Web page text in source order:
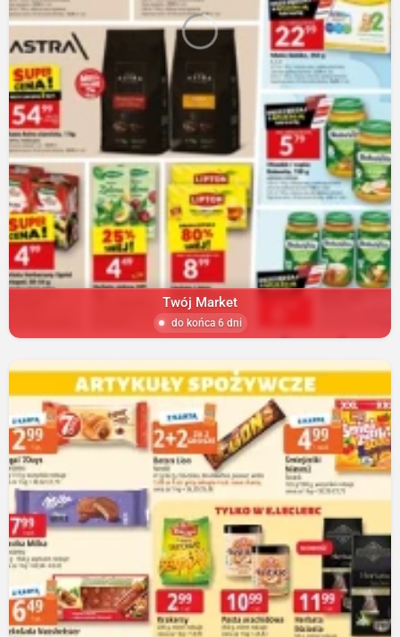
Twój Market
do końca 6 dni